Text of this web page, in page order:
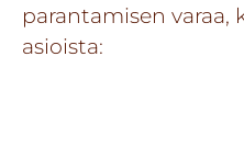
parantamisen varaa,
asioista: